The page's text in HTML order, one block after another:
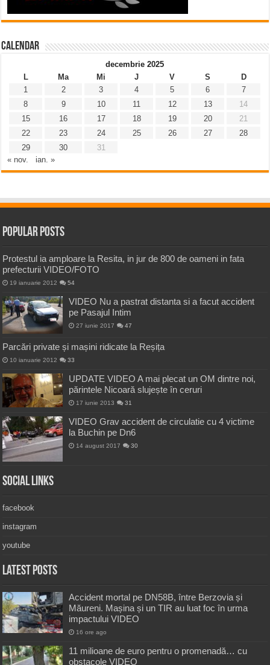
Calendar
decembrie 2025
L
Ma Mi J V S
D
1
2 3 4 5 6
7
8
9 10 11 12 13
14
15
16 17 18 19 20
21
22
23 24 25 26 27
28
29
30
31
« nov.
ian. »
Popular Posts
Protestul ia amploare la Resita, in jur de 800 de oameni in fata
prefecturii VIDEO/FOTO
19 ianuarie 2012 54
VIDEO Nu a pastrat distanta si a facut accident
pe Pasajul Intim
27 iunie 2017 47
Parcări private și mașini ridicate la Reșița
10 ianuarie 2012 33
UPDATE VIDEO A mai plecat un OM dintre noi,
părintele Nicoară slujește în ceruri
17 iunie 2013 31
VIDEO Grav accident de circulatie cu 4 victime
la Buchin pe Dn6
14 august 2017 30
Social Links
facebook
instagram
youtube
Latest Posts
Accident mortal pe DN58B, între Berzovia și
Măureni. Mașina și un TIR au luat foc în urma
impactului VIDEO
16 ore ago
11 milioane de euro pentru o promenadă… cu
obstacole VIDEO